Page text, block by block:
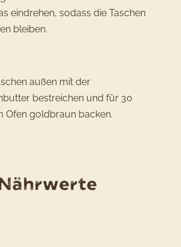
eindrehen, sodass die Taschen
bleiben.
außen mit der
bestreichen und für 30
Ofen goldbraun backen.
für